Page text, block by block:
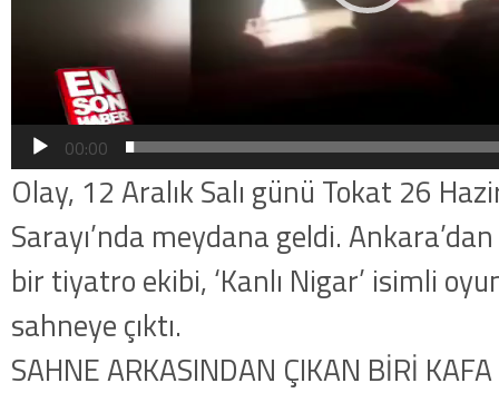
00:00
Olay, 12 Aralık Salı günü Tokat 26
Sarayı’nda meydana geldi.
bir tiyatro ekibi, ‘Kanlı Nigar’ isimli
sahneye çıktı.
SAHNE ARKASINDAN ÇIKAN BİRİ